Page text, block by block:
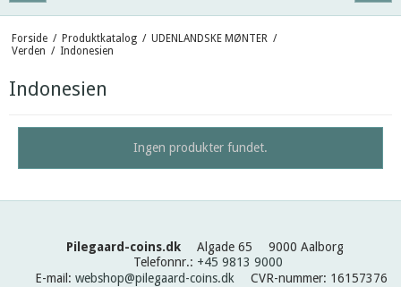
Forside / Produktkatalog / UDENLANDSKE MØNTER /
Verden / Indonesien
Indonesien
Ingen produkter fundet.
Pilegaard-coins.dk Algade 65
9000 Aalborg
Telefonnr.: +45 9813 9000
E-mail : webshop@pilegaard-coins.dk CVR-nummer: 16157376